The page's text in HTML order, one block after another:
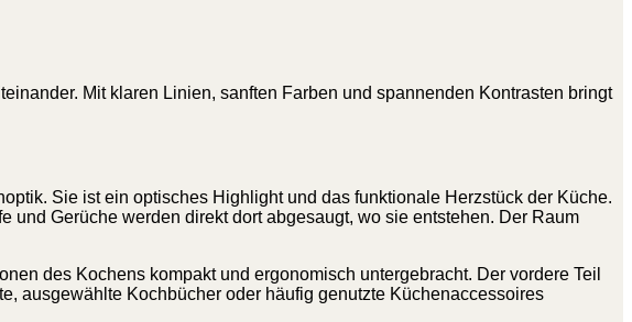
Mit klaren Linien, sanften Farben und spannenden Kontrasten bringt
Sie ist ein optisches Highlight und das funktionale Herzstück der Küche.
Gerüche werden direkt dort abgesaugt, wo sie entstehen. Der Raum
des Kochens kompakt und ergonomisch untergebracht. Der vordere Teil
ausgewählte Kochbücher oder häufig genutzte Küchenaccessoires